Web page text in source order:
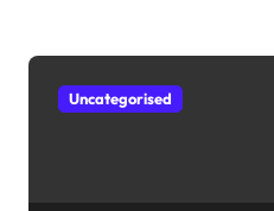
Uncategorised